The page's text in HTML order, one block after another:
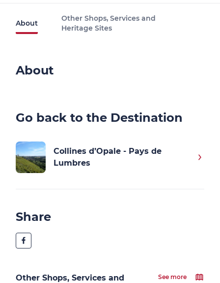
About
Other Shops, Services and
Heritage Sites
About
Go back to the Destination
Collines d’Opale - Pays de
Lumbres
Share
Other Shops, Services and
See more